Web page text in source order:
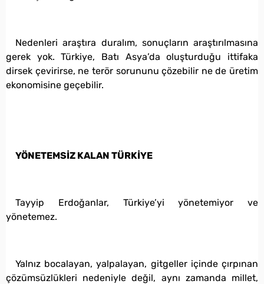
Nedenleri araştıra duralım, sonuçların araştırılmasına
gerek yok. Türkiye, Batı Asya’da oluşturduğu ittifaka
dirsek çevirirse, ne terör sorununu çözebilir ne de üretim
ekonomisine geçebilir.
YÖNETEMSİZ KALAN TÜRKİYE
Tayyip Erdoğanlar, Türkiye’yi yönetemiyor ve
yönetemez.
Yalnız bocalayan, yalpalayan, gitgeller içinde çırpınan
çözümsüzlükleri nedeniyle değil, aynı zamanda millet,